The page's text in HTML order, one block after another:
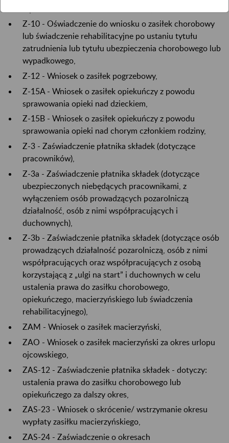
Z-10 - Oświadczenie do wniosku o zasiłek chorobowy
lub świadczenie rehabilitacyjne po ustaniu tytułu
zatrudnienia lub tytułu ubezpieczenia chorobowego lub
wypadkowego,
Z-12 - Wniosek o zasiłek pogrzebowy,
Z-15A - Wniosek o zasiłek opiekuńczy z powodu
sprawowania opieki nad dzieckiem,
Z-15B - Wniosek o zasiłek opiekuńczy z powodu
sprawowania opieki nad chorym członkiem rodziny,
Z-3 - Zaświadczenie płatnika składek (dotyczące
pracowników),
Z-3a - Zaświadczenie płatnika składek (dotyczące
ubezpieczonych niebędących pracownikami, z
wyłączeniem osób prowadzących pozarolniczą
działalność, osób z nimi współpracujących i
duchownych),
Z-3b - Zaświadczenie płatnika składek (dotyczące osób
prowadzących działalność pozarolniczą, osób z nimi
współpracujących oraz współpracujących z osobą
korzystającą z „ulgi na start” i duchownych w celu
ustalenia prawa do zasiłku chorobowego,
opiekuńczego, macierzyńskiego lub świadczenia
rehabilitacyjnego),
ZAM - Wniosek o zasiłek macierzyński,
ZAO - Wniosek o zasiłek macierzyński za okres urlopu
ojcowskiego,
ZAS-12 - Zaświadczenie płatnika składek - dotyczy:
ustalenia prawa do zasiłku chorobowego lub
opiekuńczego za dalszy okres,
ZAS-23 - Wniosek o skrócenie/ wstrzymanie okresu
wypłaty zasiłku macierzyńskiego,
ZAS-24 - Zaświadczenie o okresach